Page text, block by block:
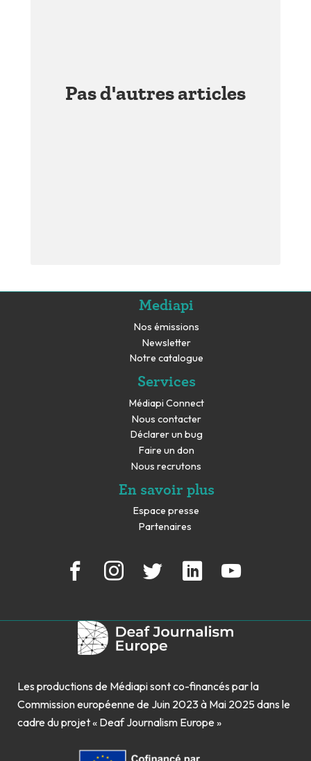
Pas d'autres articles
Mediapi
Nos émissions
Newsletter
Notre catalogue
Services
Médiapi Connect
Nous contacter
Déclarer un bug
Faire un don
Nous recrutons
En savoir plus
Espace presse
Partenaires
Les productions de Médiapi sont co-financés par la
Commission européenne de Juin 2023 à Mai 2025 dans le
cadre du projet « Deaf Journalism Europe »